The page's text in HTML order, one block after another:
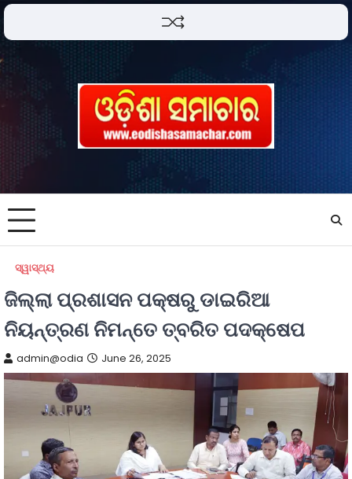
ସ୍ୱାସ୍ଥ୍ୟ
ଜିଲ୍ଲା ପ୍ରଶାସନ ପକ୍ଷରୁ ଡାଇରିଆ
ନିୟନ୍ତ୍ରଣ ନିମନ୍ତେ ତ୍ବରିତ ପଦକ୍ଷେପ
admin@odia June 26, 2025